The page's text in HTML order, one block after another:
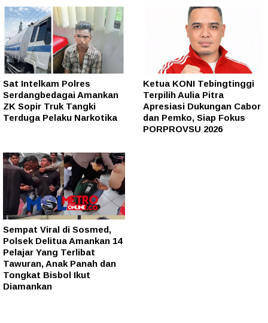
Sat Intelkam Polres
Serdangbedagai Amankan
ZK Sopir Truk Tangki
Terduga Pelaku Narkotika
Ketua KONI Tebingtinggi
Terpilih Aulia Pitra
Apresiasi Dukungan Cabor
dan Pemko, Siap Fokus
PORPROVSU 2026
Sempat Viral di Sosmed,
Polsek Delitua Amankan 14
Pelajar Yang Terlibat
Tawuran, Anak Panah dan
Tongkat Bisbol Ikut
Diamankan